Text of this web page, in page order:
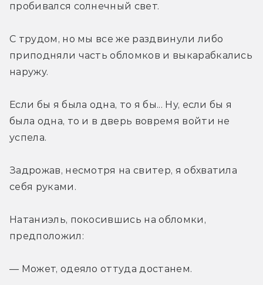
пробивался солнечный свет.
С трудом, но мы все же раздвинули либо
приподняли часть обломков и выкарабкались
наружу.
Если бы я была одна, то я бы... Ну, если бы я
была одна, то и в дверь вовремя войти не
успела.
Задрожав, несмотря на свитер, я обхватила
себя руками.
Натаниэль, покосившись на обломки,
предположил:
— Может, одеяло оттуда достанем.